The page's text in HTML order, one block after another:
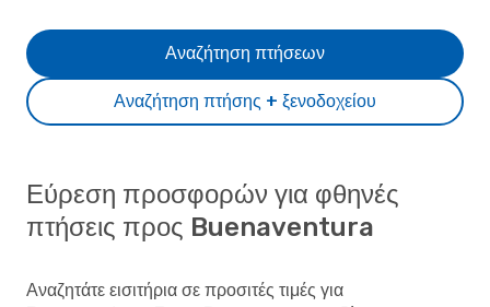
Αναζήτηση πτήσης + ξενοδοχείου
Αναζήτηση πτήσεων
Εύρεση προσφορών για φθηνές
πτήσεις προς Buenaventura
Αναζητάτε εισιτήρια σε προσιτές τιμές για